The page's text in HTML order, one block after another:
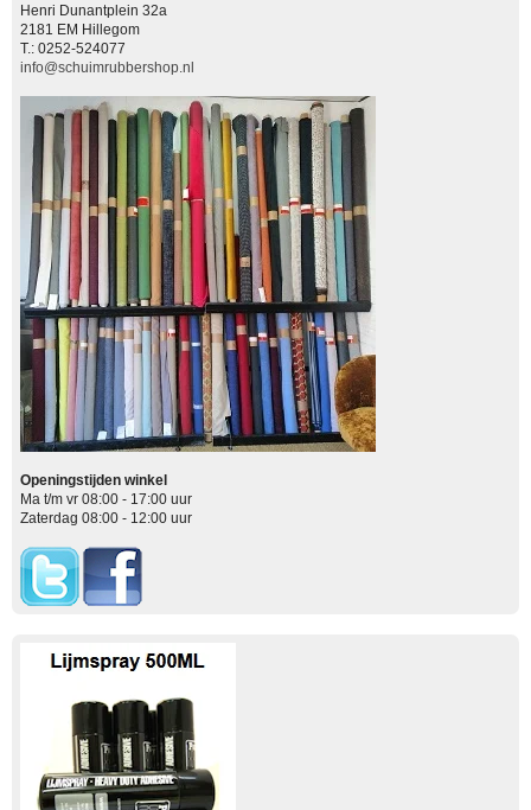
Henri Dunantplein 32a
2181 EM Hillegom
T.: 0252-524077
info@schuimrubbershop.nl
Openingstijden winkel
Ma t/m vr 08:00 - 17:00 uur
Zaterdag 08:00 - 12:00 uur